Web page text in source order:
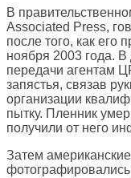
В
Associated Press,
после того, как его
ноября 2003 года. В
передачи агентам
запястья, связав
организации
пытку. Пленник
получили от него
Затем